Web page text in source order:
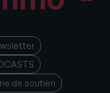
de soutien